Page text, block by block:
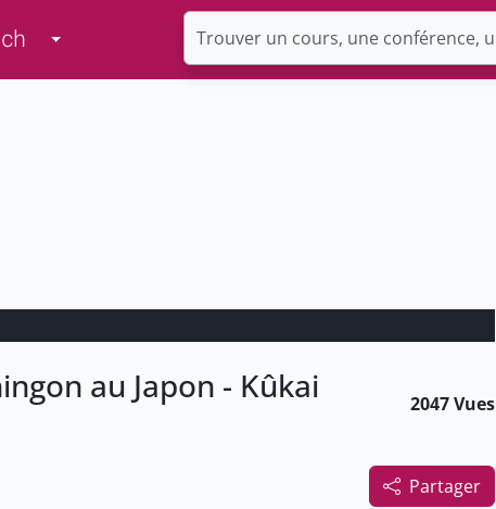
Toggle Dropdown
au Japon - Kûkai
2047 Vues
Partager